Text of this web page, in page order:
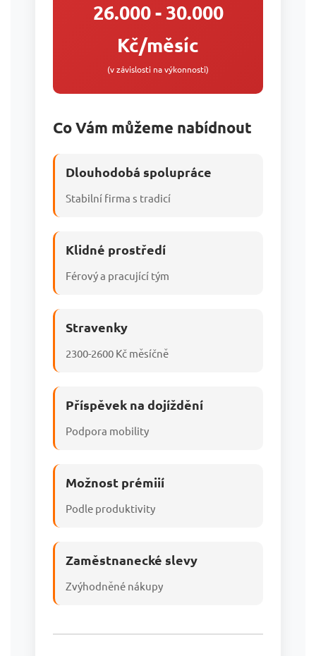
26.000 - 30.000
Kč/měsíc
(v závislosti na výkonnosti)
Co Vám můžeme nabídnout
Dlouhodobá spolupráce
Stabilní firma s tradicí
Klidné prostředí
Férový a pracující tým
Stravenky
2300-2600 Kč měsíčně
Příspěvek na dojíždění
Podpora mobility
Možnost prémiií
Podle produktivity
Zaměstnanecké slevy
Zvýhodněné nákupy